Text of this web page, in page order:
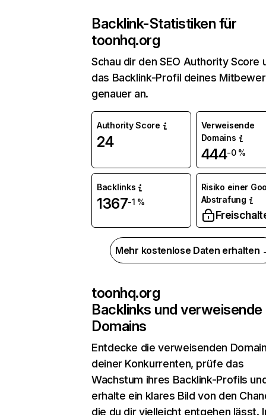
Backlink-Statistiken für
toonhq.org
Schau dir den SEO Authority Score
das Backlink-Profil deines
genauer an.
Authority Score
24
Verweisende
Domains
444-0 %
Backlinks
1367-1 %
Risiko einer
Abstrafung
Mehr kostenlose Daten erhalten
toonhq.org
Backlinks und verweisende
Domains
Entdecke die verweisenden
deiner Konkurrenten, prüfe das
Wachstum ihres Backlink-Profils
erhalte ein klares Bild von den
die du dir vielleicht entgehen lässt.